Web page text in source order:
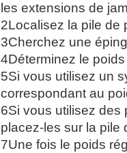
les extensions de
2Localisez la pile de
3Cherchez une
4Déterminez le
5Si vous utilisez un
correspondant au
6Si vous utilisez des
placez-les sur la pile
7Une fois le poids